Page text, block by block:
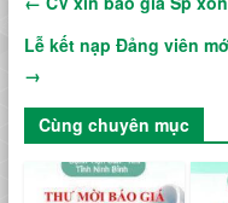
Lễ kết nạp Đảng viên
→
Cùng chuyên mục